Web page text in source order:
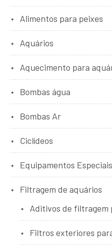
Alimentos para peixes
Aquários
Aquecimento para
Bombas água
Bombas Ar
Ciclídeos
Equipamentos Especiais
Filtragem de aquários
Aditivos de filtragem
Filtros exteriores